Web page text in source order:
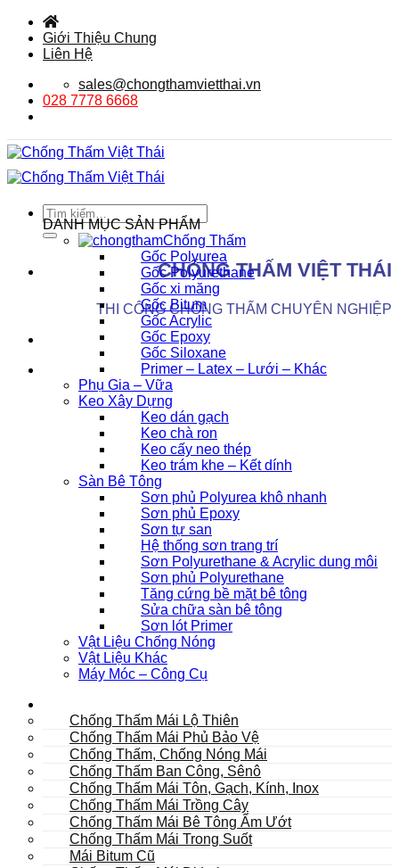
qua
Giới Thiệu Chung
Liên Hệ
sales@chongthamvietthai.vn
028 7778 6668
Tìm
kiếm:
CHỐNG THẤM VIỆT THÁI
THI CÔNG CHỐNG THẤM CHUYÊN NGHIỆP
DANH MỤC SẢN PHẨM
Chống Thấm
Gốc Polyurea
Gốc Polyurethane
Gốc xi măng
Gốc Bitum
Gốc Acrylic
Gốc Epoxy
Gốc Siloxane
Primer – Latex – Lưới – Khác
Phụ Gia – Vữa
Keo Xây Dựng
Keo dán gạch
Keo chà ron
Keo cấy neo thép
Keo trám khe – Kết dính
Sàn Bê Tông
Sơn phủ Polyurea khô nhanh
Sơn phủ Epoxy
Sơn tự san
Hệ thống sơn trang trí
Sơn Polyurethane & Acrylic dung môi
Sơn phủ Polyurethane
Tăng cứng bề mặt bê tông
Sửa chữa sàn bê tông
Sơn lót Primer
Vật Liệu Chống Nóng
Vật Liệu Khác
Máy Móc – Công Cụ
Chống Thấm Mái Lộ Thiên
Chống Thấm Mái Phủ Bảo Vệ
Chống Thấm, Chống Nóng Mái
Chống Thấm Ban Công, Sênô
Chống Thấm Mái Tôn, Gạch, Kính, Inox
Chống Thấm Mái Trồng Cây
Chống Thấm Mái Bê Tông Ẩm Ướt
Chống Thấm Mái Trong Suốt
Mái Bitum Cũ